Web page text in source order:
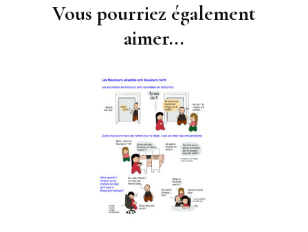
NavigationVous pourriez également
aimer...